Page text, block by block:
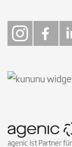
agenic ist Partner